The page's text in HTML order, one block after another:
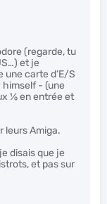
(regarde, tu
et je
une carte d’E/S
himself - (une
1⁄0en entrée et
leurs Amiga.
disais que je
et pas sur